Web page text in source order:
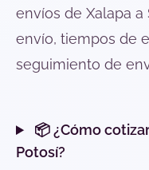
envíos de Xalapa a
envío, tiempos de
seguimiento de
📦 ¿Cómo
Potosí?